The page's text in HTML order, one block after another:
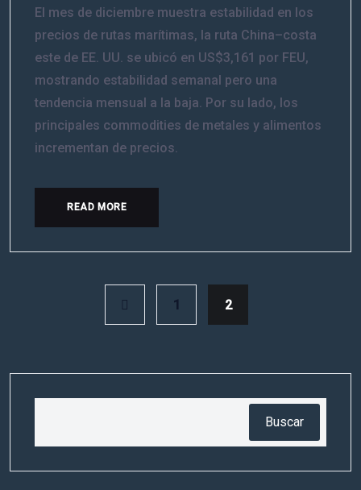
El mes de diciembre muestra estabilidad en los
precios de rutas marítimas, la ruta China–costa
este de EE. UU. se ubicó en US$3,161 por FEU,
mostrando estabilidad semanal pero una
tendencia mensual a la baja. Por su lado, los
principales commodities de metales y alimentos
incrementan de precios.
READ MORE
1 2
Buscar